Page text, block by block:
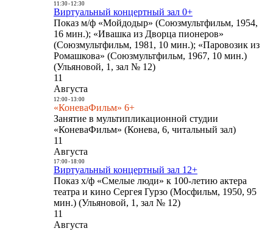
11:30- 12:30
Виртуальный концертный зал 0+
Показ м/ф «Мойдодыр» (Союзмультфильм, 1954,
16 мин.); «Ивашка из Дворца пионеров»
(Союзмультфильм, 1981, 10 мин.); «Паровозик из
Ромашкова» (Союзмультфильм, 1967, 10 мин.)
(Ульяновой, 1, зал № 12)
11
Августа
12:00- 13:00
«КоневаФильм» 6+
Занятие в мультипликационной студии
«КоневаФильм» (Конева, 6, читальный зал)
11
Августа
17:00- 18:00
Виртуальный концертный зал 12+
Показ х/ф «Смелые люди» к 100-летию актера
театра и кино Сергея Гурзо (Мосфильм, 1950, 95
мин.) (Ульяновой, 1, зал № 12)
11
Августа